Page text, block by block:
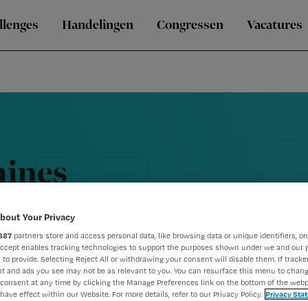
Handelingen Congressen Vacatures
Your Privacy
partners store and access personal data, like browsing data or unique identifiers,
enables tracking technologies to support the purposes shown under we and our
to provide. Selecting Reject All or withdrawing your consent will disable them. If
and ads you see may not be as relevant to you. You can resurface this menu to
at any time by clicking the Manage Preferences link on the bottom of the
effect within our Website. For more details, refer to our Privacy Policy. Privacy